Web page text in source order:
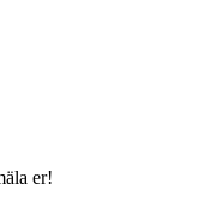
er!